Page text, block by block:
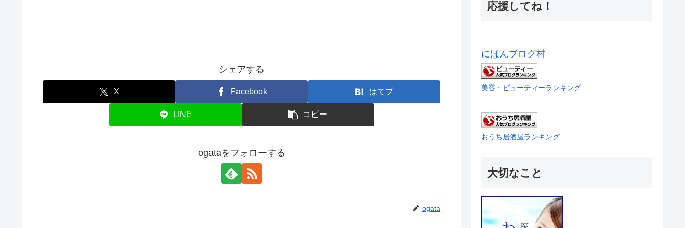
シェアする
X Facebook はてブ
LINE コピー
ogataをフォローする
ogata
応援してね！
にほんブログ村
美容・ビューティーランキング
おうち居酒屋ランキング
大切なこと